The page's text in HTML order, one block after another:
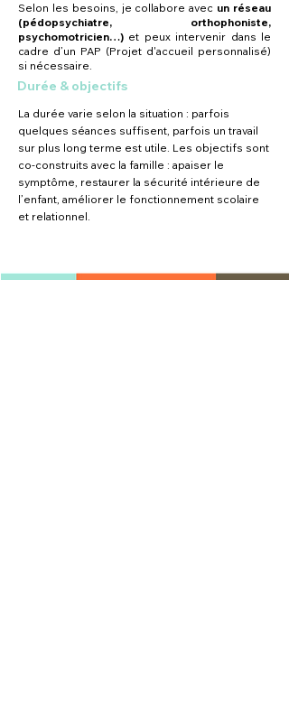
Selon les besoins, je collabore avec un réseau
(pédopsychiatre, orthophoniste,
psychomotricien…) et peux intervenir dans le
cadre d’un PAP (Projet d'accueil personnalisé)
si nécessaire.
Durée & objectifs
La durée varie selon la situation : parfois
quelques séances suffisent, parfois un travail
sur plus long terme est utile. Les objectifs sont
co-construits avec la famille : apaiser le
symptôme, restaurer la sécurité intérieure de
l’enfant, améliorer le fonctionnement scolaire
et relationnel.